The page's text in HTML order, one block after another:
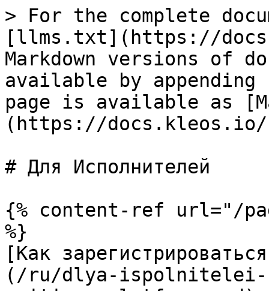
> For the complete
[llms.txt](https://
Markdown versions of
available by
page is available as
(https://
# Для Исполнителей
{% content-ref url="/
%}
[Как
(/ru/dlya-ispolnitelei-